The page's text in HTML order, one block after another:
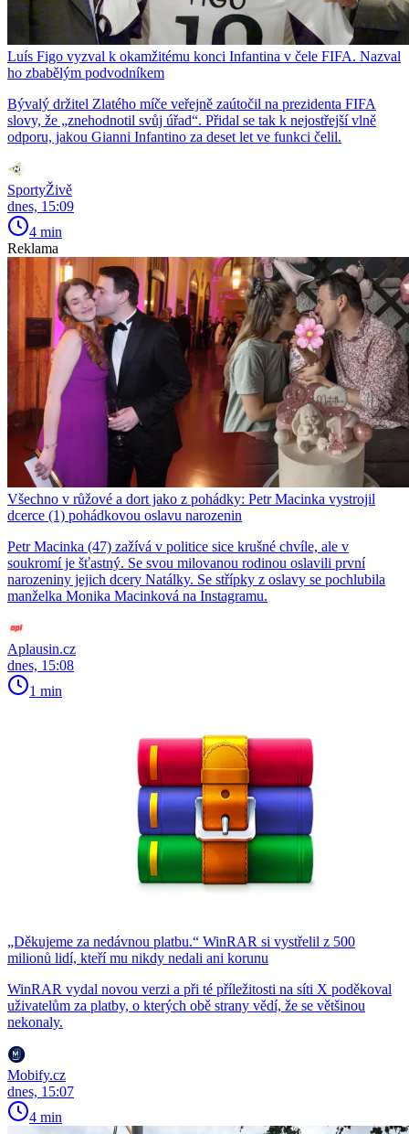
Luís Figo vyzval k okamžitému konci Infantina v čele FIFA. Nazval
ho zbabělým podvodníkem
Bývalý držitel Zlatého míče veřejně zaútočil na prezidenta FIFA
slovy, že „znehodnotil svůj úřad“. Přidal se tak k nejostřejší vlně
odporu, jakou Gianni Infantino za deset let ve funkci čelil.
SportyŽivě
dnes, 15:09
4 min
Reklama
Všechno v růžové a dort jako z pohádky: Petr Macinka vystrojil
dcerce (1) pohádkovou oslavu narozenin
Petr Macinka (47) zažívá v politice sice krušné chvíle, ale v
soukromí je šťastný. Se svou milovanou rodinou oslavili první
narozeniny jejich dcery Natálky. Se střípky z oslavy se pochlubila
manželka Monika Macinková na Instagramu.
Aplausin.cz
dnes, 15:08
1 min
„Děkujeme za nedávnou platbu.“ WinRAR si vystřelil z 500
milionů lidí, kteří mu nikdy nedali ani korunu
WinRAR vydal novou verzi a při té příležitosti na síti X poděkoval
uživatelům za platby, o kterých obě strany vědí, že se většinou
nekonaly.
Mobify.cz
dnes, 15:07
4 min